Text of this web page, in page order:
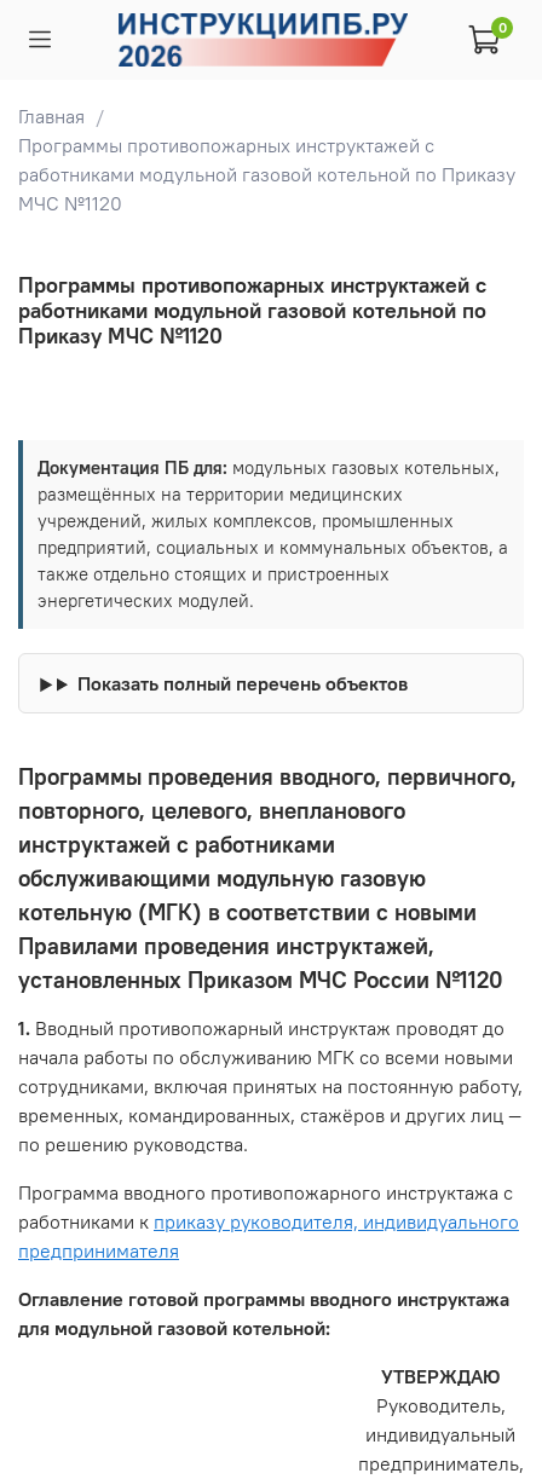
0
Главная
Программы противопожарных инструктажей с
работниками модульной газовой котельной по Приказу
МЧС №1120
Программы противопожарных инструктажей с
работниками модульной газовой котельной по
Приказу МЧС №1120
Документация ПБ для: модульных газовых котельных,
размещённых на территории медицинских
учреждений, жилых комплексов, промышленных
предприятий, социальных и коммунальных объектов, а
также отдельно стоящих и пристроенных
энергетических модулей.
Показать полный перечень объектов
Программы проведения вводного, первичного,
повторного, целевого, внепланового
инструктажей с работниками
обслуживающими модульную газовую
котельную (МГК) в соответствии с новыми
Правилами проведения инструктажей,
установленных Приказом МЧС России №1120
1. Вводный противопожарный инструктаж проводят до
начала работы по обслуживанию МГК со всеми новыми
сотрудниками, включая принятых на постоянную работу,
временных, командированных, стажёров и других лиц —
по решению руководства.
Программа вводного противопожарного инструктажа с
работниками к приказу руководителя, индивидуального
предпринимателя
Оглавление готовой программы вводного инструктажа
для модульной газовой котельной:
УТВЕРЖДАЮ
Руководитель,
индивидуальный
предприниматель,